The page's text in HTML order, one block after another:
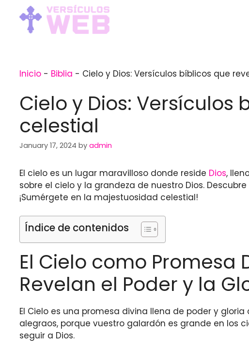
content
Inicio - Biblia - Cielo y Dios: Versículos bíblicos que
Cielo y Dios:
celestial
January 17, 2024 by admin
El cielo es un lugar maravilloso donde reside Dios,
sobre el cielo y la grandeza de nuestro Dios.
¡Sumérgete en la majestuosidad celestial!
Índice de contenidos
El Cielo como Promesa
Revelan el Poder y la
El Cielo es una promesa divina llena de poder y
alegraos, porque vuestro galardón es grande en los
seguir a Dios.